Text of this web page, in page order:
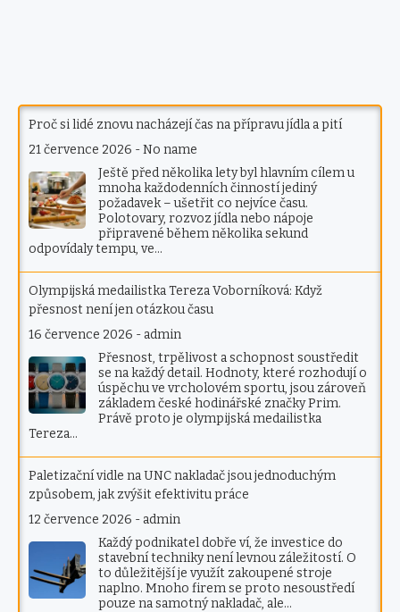
Proč si lidé znovu nacházejí čas na přípravu jídla a pití
21 července 2026 -No name
Ještě před několika lety byl hlavním cílem u
mnoha každodenních činností jediný
požadavek – ušetřit co nejvíce času.
Polotovary, rozvoz jídla nebo nápoje
připravené během několika sekund
odpovídaly tempu, ve…
Olympijská medailistka Tereza Voborníková: Když
přesnost není jen otázkou času
16 července 2026 - admin
Přesnost, trpělivost a schopnost soustředit
se na každý detail. Hodnoty, které rozhodují o
úspěchu ve vrcholovém sportu, jsou zároveň
základem české hodinářské značky Prim.
Právě proto je olympijská medailistka
Tereza…
Paletizační vidle na UNC nakladač jsou jednoduchým
způsobem, jak zvýšit efektivitu práce
12 července 2026 - admin
Každý podnikatel dobře ví, že investice do
stavební techniky není levnou záležitostí. O
to důležitější je využít zakoupené stroje
naplno. Mnoho firem se proto nesoustředí
pouze na samotný nakladač, ale…